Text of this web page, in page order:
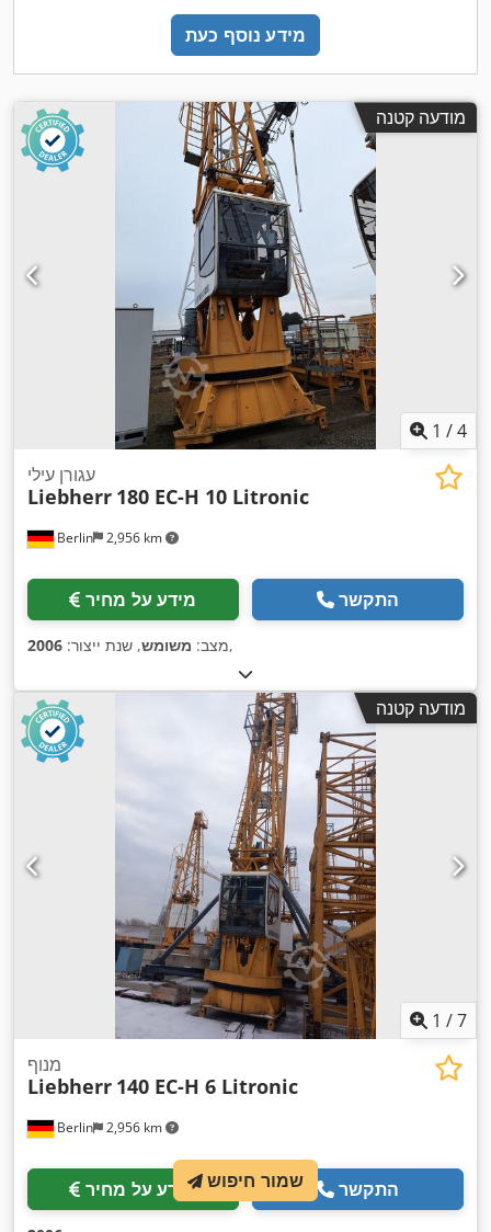
מידע נוסף כעת
מודעה קטנה
1 /4
Berlin 2,956 km
עגורן עילי
Liebherr 180 EC-H 10 Litronic
מידע על מחיר התקשר
מצב: משומש, שנת ייצור: 2006 ,
מודעה קטנה
1 /7
Berlin 2,956 km
מנוף
Liebherr 140 EC-H 6 Litronic
מידע על מחיר התקשר שמור חיפוש